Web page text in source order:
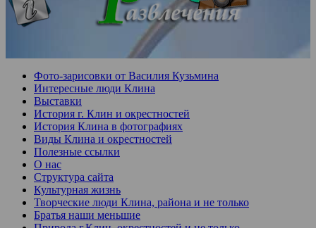
Фото-зарисовки от Василия Кузьмина
Интересные люди Клина
Выставки
История г. Клин и окрестностей
История Клина в фотографиях
Виды Клина и окрестностей
Полезные ссылки
О нас
Структура сайта
Культурная жизнь
Творческие люди Клина, района и не только
Братья наши меньшие